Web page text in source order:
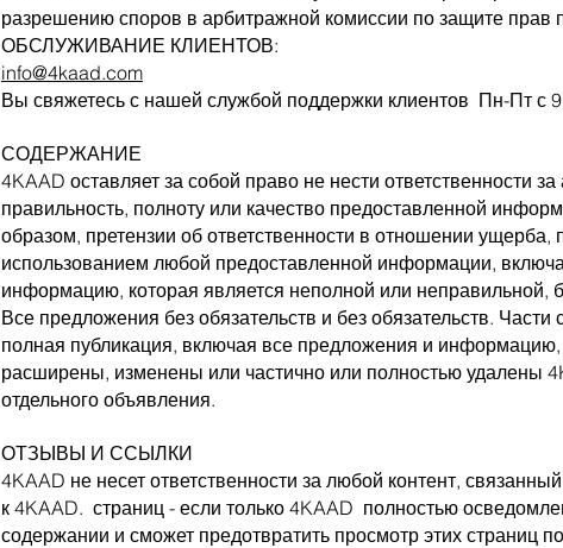
разрешению споров в арбитражной комиссии по защите прав
ОБСЛУЖИВАНИЕ КЛИЕНТОВ:
info@4kaad.com
Вы свяжетесь с нашей службой поддержки клиентов Пн-Пт с
СОДЕРЖАНИЕ
4KAAD оставляет за собой право не нести ответственности за
правильность, полноту или качество предоставленной
образом, претензии об ответственности в отношении ущерба,
использованием любой предоставленной информации,
информацию, которая является неполной или неправильной,
Все предложения без обязательств и без обязательств. Части
полная публикация, включая все предложения и информацию,
расширены, изменены или частично или полностью удалены
отдельного объявления.
ОТЗЫВЫ И ССЫЛКИ
4KAAD не несет ответственности за любой контент,
к 4KAAD. страниц - если только 4KAAD полностью
содержании и сможет предотвратить просмотр этих страниц